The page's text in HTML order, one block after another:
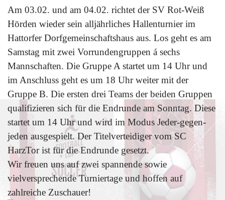
Am 03.02. und am 04.02. richtet der SV Rot-Weiß
Hörden wieder sein alljährliches Hallenturnier im
Hattorfer Dorfgemeinschaftshaus aus. Los geht es am
Samstag mit zwei Vorrundengruppen á sechs
Mannschaften. Die Gruppe A startet um 14 Uhr und
im Anschluss geht es um 18 Uhr weiter mit der
Gruppe B. Die ersten drei Teams der beiden Gruppen
qualifizieren sich für die Endrunde am Sonntag. Diese
startet um 14 Uhr und wird im Modus Jeder-gegen-
jedenausgespielt. Der Titelverteidiger vom SC
HarzTor ist für die Endrunde gesetzt.
Wir freuen uns auf zwei spannende sowie
vielversprechende Turniertage und hoffen auf
zahlreiche Zuschauer!